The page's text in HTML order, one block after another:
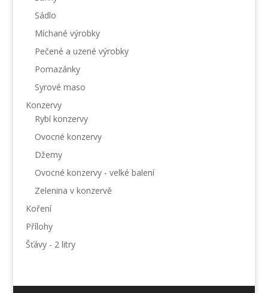
Sádlo
Míchané výrobky
Pečené a uzené výrobky
Pomazánky
Syrové maso
Konzervy
Rybí konzervy
Ovocné konzervy
Džemy
Ovocné konzervy - velké balení
Zelenina v konzervě
Koření
Přílohy
Šťávy - 2 litry